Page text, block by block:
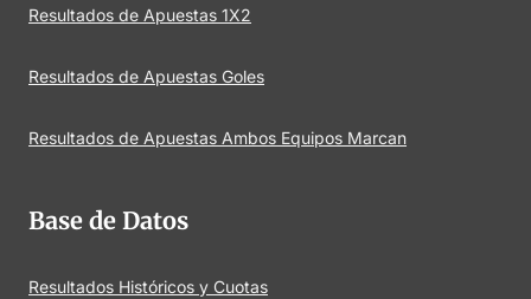
Resultados de Apuestas 1X2
Resultados de Apuestas Goles
Resultados de Apuestas Ambos Equipos Marcan
Base de Datos
Resultados Históricos y Cuotas